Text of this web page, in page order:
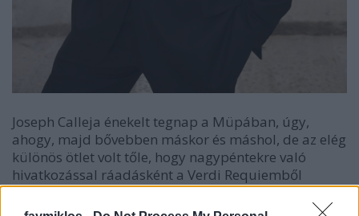
Joseph Calleja énekelt tegnap a Müpában, úgy,
ahogy, majd bővebben máskor és máshol, de az elég
különös ötlet volt tőle, hogy nagypéntekre való
hivatkozással ráadásként a Verdi Requiemből
énekelt. Úgyis szokták az érzékenyebb lelkek szidni a
darabot, hogy inkább opera, hogy valódi